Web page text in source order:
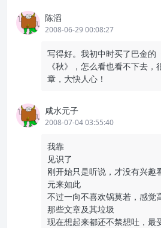
陈滔
2008-06-29 00:08:27
写得好。我初中时买了巴金的
《秋》，怎么看也看不下去
章，大快人心！
咸水元子
2008-07-04 03:55:40
我靠
见识了
刚开始只是听说，才没有兴趣
元来如此
不过一向不喜欢锅莫若，感觉
那些文章及其垃圾
现在想起来都还不禁想吐，最